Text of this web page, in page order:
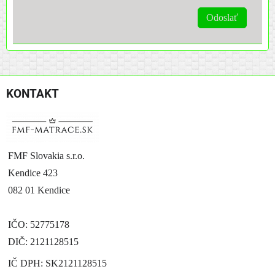
Odoslať
KONTAKT
FMF Slovakia s.r.o.
Kendice 423
082 01 Kendice
IČO: 52775178
DIČ: 2121128515
IČ DPH: SK2121128515